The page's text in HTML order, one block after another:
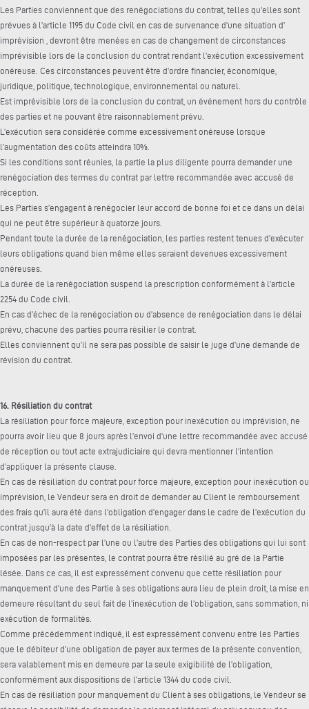
Les Parties conviennent que des renégociations du contrat, telles qu’elles sont
prévues à l’article 1195 du Code civil en cas de survenance d’une situation d’
imprévision , devront être menées en cas de changement de circonstances
imprévisible lors de la conclusion du contrat rendant l’exécution excessivement
onéreuse. Ces circonstances peuvent être d’ordre financier, économique,
juridique, politique, technologique, environnemental ou naturel.
Est imprévisible lors de la conclusion du contrat, un événement hors du contrôle
des parties et ne pouvant être raisonnablement prévu.
L’exécution sera considérée comme excessivement onéreuse lorsque
l’augmentation des coûts atteindra 10%.
Si les conditions sont réunies, la partie la plus diligente pourra demander une
renégociation des termes du contrat par lettre recommandée avec accusé de
réception.
Les Parties s’engagent à renégocier leur accord de bonne foi et ce dans un délai
qui ne peut être supérieur à quatorze jours.
Pendant toute la durée de la renégociation, les parties restent tenues d’exécuter
leurs obligations quand bien même elles seraient devenues excessivement
onéreuses.
La durée de la renégociation suspend la prescription conformément à l’article
2254 du Code civil.
En cas d’échec de la renégociation ou d’absence de renégociation dans le délai
prévu, chacune des parties pourra résilier le contrat.
Elles conviennent qu’il ne sera pas possible de saisir le juge d’une demande de
révision du contrat.
16. Résiliation du contrat
La résiliation pour force majeure, exception pour inexécution ou imprévision, ne
pourra avoir lieu que 8 jours après l’envoi d’une lettre recommandée avec accusé
de réception ou tout acte extrajudiciaire qui devra mentionner l’intention
d’appliquer la présente clause.
En cas de résiliation du contrat pour force majeure, exception pour inexécution ou
imprévision, le Vendeur sera en droit de demander au Client le remboursement
des frais qu’il aura été dans l’obligation d’engager dans le cadre de l’exécution du
contrat jusqu’à la date d’effet de la résiliation.
En cas de non-respect par l’une ou l’autre des Parties des obligations qui lui sont
imposées par les présentes, le contrat pourra être résilié au gré de la Partie
lésée. Dans ce cas, il est expressément convenu que cette résiliation pour
manquement d’une des Partie à ses obligations aura lieu de plein droit, la mise en
demeure résultant du seul fait de l’inexécution de l’obligation, sans sommation, ni
exécution de formalités.
Comme précédemment indiqué, il est expressément convenu entre les Parties
que le débiteur d’une obligation de payer aux termes de la présente convention,
sera valablement mis en demeure par la seule exigibilité de l’obligation,
conformément aux dispositions de l’article 1344 du code civil.
En cas de résiliation pour manquement du Client à ses obligations, le Vendeur se